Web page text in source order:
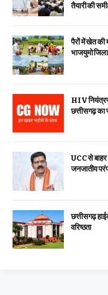
तैयारी की
पैरों में खेत की
भाजयुमो
HIV नियंत्रण
छत्तीसगढ़ का
UCC से बाहर
जनजातीय
छत्तीसगढ़
वरिष्ठता